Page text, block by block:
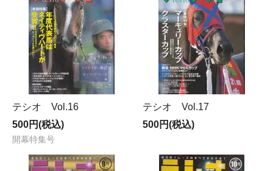
テシオ Vol.16
500円(税込)
開幕特集号
テシオ Vol.17
500円(税込)